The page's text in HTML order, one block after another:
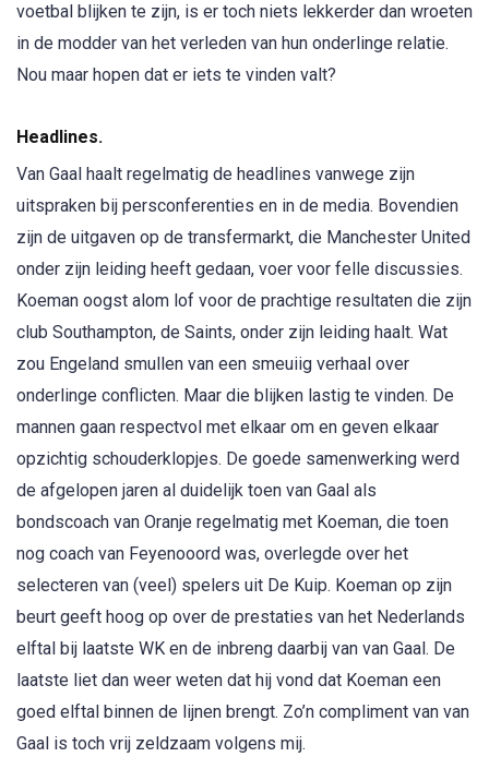
voetbal blijken te zijn, is er toch niets lekkerder dan wroeten
in de modder van het verleden van hun onderlinge relatie.
Nou maar hopen dat er iets te vinden valt?
Headlines.
Van Gaal haalt regelmatig de headlines vanwege zijn
uitspraken bij persconferenties en in de media. Bovendien
zijn de uitgaven op de transfermarkt, die Manchester United
onder zijn leiding heeft gedaan, voer voor felle discussies.
Koeman oogst alom lof voor de prachtige resultaten die zijn
club Southampton, de Saints, onder zijn leiding haalt. Wat
zou Engeland smullen van een smeuiig verhaal over
onderlinge conflicten. Maar die blijken lastig te vinden. De
mannen gaan respectvol met elkaar om en geven elkaar
opzichtig schouderklopjes. De goede samenwerking werd
de afgelopen jaren al duidelijk toen van Gaal als
bondscoach van Oranje regelmatig met Koeman, die toen
nog coach van Feyenooord was, overlegde over het
selecteren van (veel) spelers uit De Kuip. Koeman op zijn
beurt geeft hoog op over de prestaties van het Nederlands
elftal bij laatste WK en de inbreng daarbij van van Gaal. De
laatste liet dan weer weten dat hij vond dat Koeman een
goed elftal binnen de lijnen brengt. Zo’n compliment van van
Gaal is toch vrij zeldzaam volgens mij.